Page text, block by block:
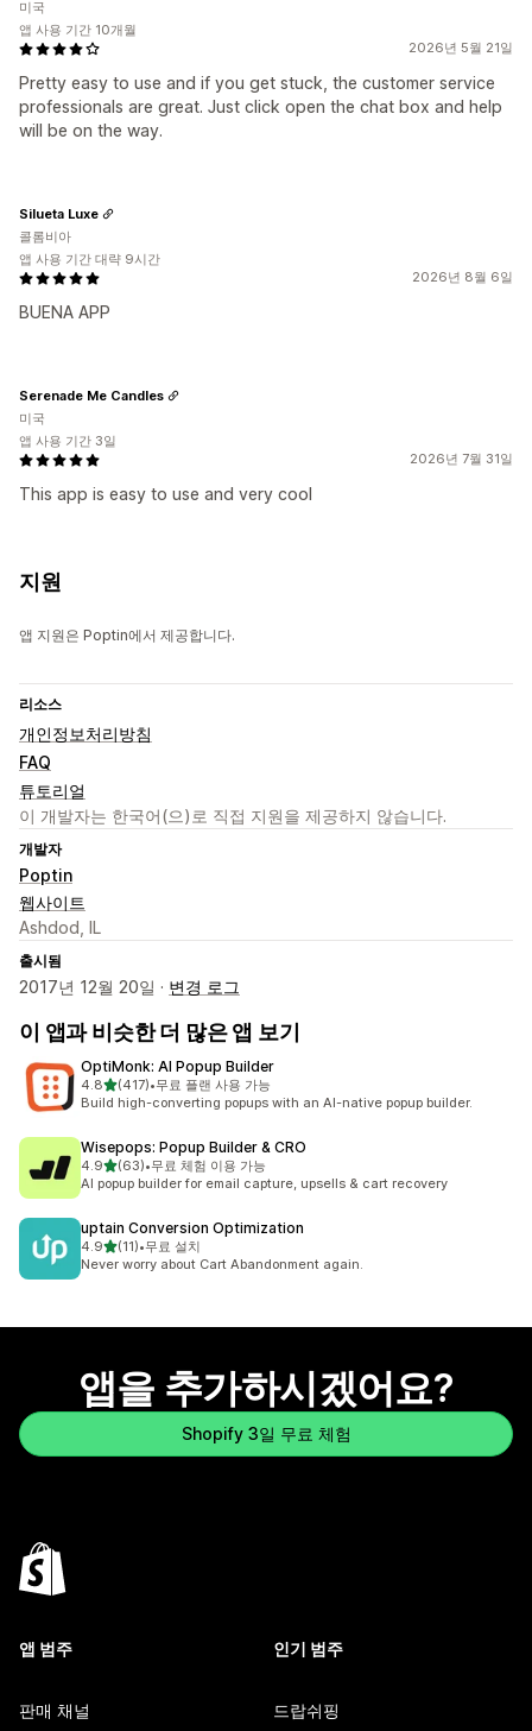
2026년 5월 21일
Pretty easy to use and if you get stuck, the customer service
professionals are great. Just click open the chat box and help
will be on the way.
미국
앱 사용 기간 10개월
2026년 8월 6일
BUENA APP
Silueta Luxe
콜롬비아
앱 사용 기간 대략 9시간
2026년 7월 31일
This app is easy to use and very cool
Serenade Me Candles
미국
앱 사용 기간 3일
지원
앱 지원은 Poptin에서 제공합니다.
리소스
개인정보처리방침
FAQ
튜토리얼
이 개발자는 한국어(으)로 직접 지원을 제공하지 않습니다.
개발자
Poptin
웹사이트
Ashdod, IL
출시됨
2017년 12월 20일 · 변경 로그
이 앱과 비슷한 더 많은 앱 보기
OptiMonk: AI Popup Builder
4.8별 5개 중
(417)
총 리뷰 417개
•무료 플랜 사용 가능
Build high-converting popups with an AI-native popup builder.
Wisepops: Popup Builder & CRO
4.9별 5개 중
(63)
총 리뷰 63개
•무료 체험 이용 가능
AI popup builder for email capture, upsells & cart recovery
uptain Conversion Optimization
4.9별 5개 중
(11)
총 리뷰 11개
•무료 설치
Never worry about Cart Abandonment again.
앱을 추가하시겠어요?
Shopify 3일 무료 체험
앱 범주
판매 채널
인기 범주
드랍쉬핑